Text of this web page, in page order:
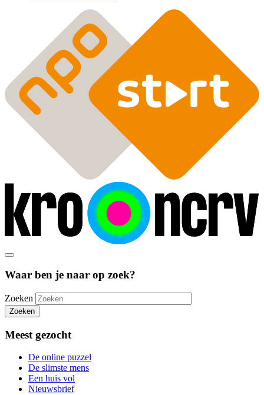
Waar ben je naar op zoek?
Zoeken
Zoeken
Meest gezocht
De online puzzel
De slimste mens
Een huis vol
Nieuwsbrief